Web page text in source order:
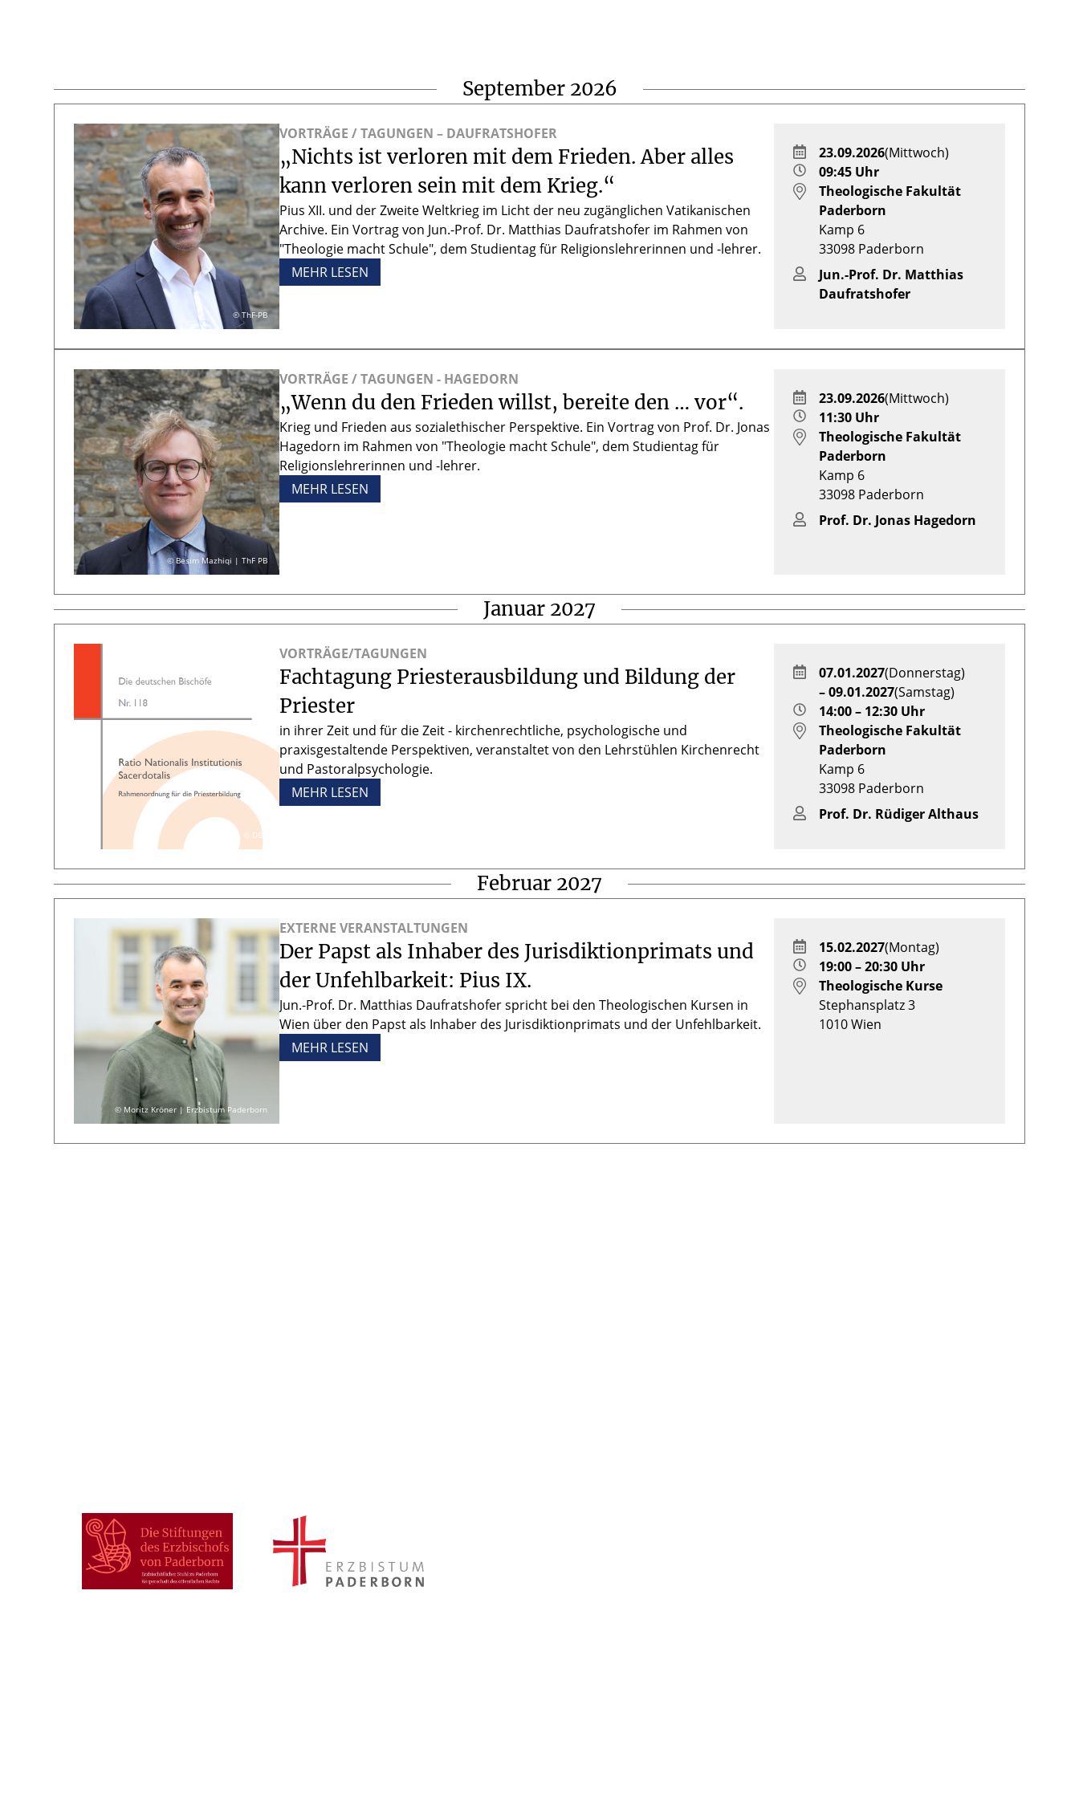
September 2026
© ThF-PB
VORTRÄGE / TAGUNGEN – DAUFRATSHOFER
„Nichts ist verloren mit dem Frieden. Aber alles
kann verloren sein mit dem Krieg.“
Pius XII. und der Zweite Weltkrieg im Licht der neu zugänglichen Vatikanischen
Archive. Ein Vortrag von Jun.-Prof. Dr. Matthias Daufratshofer im Rahmen von
"Theologie macht Schule", dem Studientag für Religionslehrerinnen und -lehrer.
MEHR LESEN
23.09.2026(Mittwoch)
09:45 Uhr
Theologische Fakultät
Paderborn
Kamp 6
33098 Paderborn
Jun.-Prof. Dr. Matthias
Daufratshofer
© Besim Mazhiqi | ThF PB
VORTRÄGE / TAGUNGEN - HAGEDORN
„Wenn du den Frieden willst, bereite den … vor“.
Krieg und Frieden aus sozialethischer Perspektive. Ein Vortrag von Prof. Dr. Jonas
Hagedorn im Rahmen von "Theologie macht Schule", dem Studientag für
Religionslehrerinnen und -lehrer.
MEHR LESEN
23.09.2026(Mittwoch)
11:30 Uhr
Theologische Fakultät
Paderborn
Kamp 6
33098 Paderborn
Prof. Dr. Jonas Hagedorn
Januar 2027
© DBK
VORTRÄGE/TAGUNGEN
Fachtagung Priesterausbildung und Bildung der
Priester
in ihrer Zeit und für die Zeit - kirchenrechtliche, psychologische und
praxisgestaltende Perspektiven, veranstaltet von den Lehrstühlen Kirchenrecht
und Pastoralpsychologie.
MEHR LESEN
07.01.2027(Donnerstag)
– 09.01.2027(Samstag)
14:00 – 12:30 Uhr
Theologische Fakultät
Paderborn
Kamp 6
33098 Paderborn
Prof. Dr. Rüdiger Althaus
Februar 2027
© Moritz Kröner | Erzbistum Paderborn
EXTERNE VERANSTALTUNGEN
Der Papst als Inhaber des Jurisdiktionprimats und
der Unfehlbarkeit: Pius IX.
Jun.-Prof. Dr. Matthias Daufratshofer spricht bei den Theologischen Kursen in
Wien über den Papst als Inhaber des Jurisdiktionprimats und der Unfehlbarkeit.
MEHR LESEN
15.02.2027(Montag)
19:00 – 20:30 Uhr
Theologische Kurse
Stephansplatz 3
1010Wien